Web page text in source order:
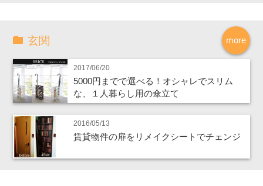
more
玄関
2017/06/20
5000円までで選べる！オシャレでスリム
な、１人暮らし用の傘立て
2016/05/13
賃貸物件の扉をリメイクシートでチェンジ